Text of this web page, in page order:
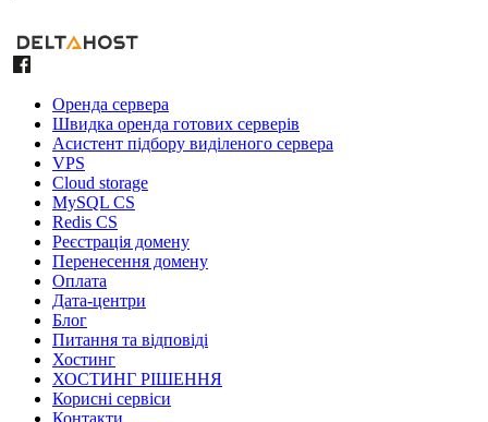
Оренда сервера
Швидка оренда готових серверів
Асистент підбору виділеного сервера
VPS
Cloud storage
MySQL CS
Redis CS
Реєстрація домену
Перенесення домену
Оплата
Дата-центри
Блог
Питання та відповіді
Хостинг
ХОСТИНГ РІШЕННЯ
Корисні сервіси